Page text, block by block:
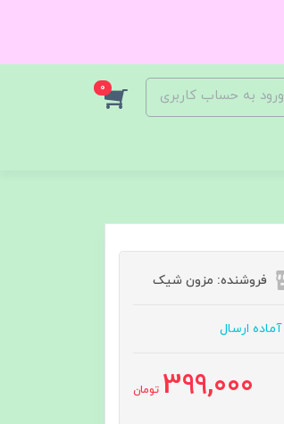
ورود به حساب کاربری 0
فروشنده: مزون شیک
آماده ارسال
399,000 تومان